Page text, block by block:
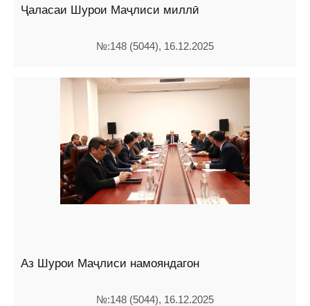
Ҷаласаи Шурои Маҷлиси миллӣ
№:148 (5044), 16.12.2025
Аз Шурои Маҷлиси намояндагон
№:148 (5044), 16.12.2025